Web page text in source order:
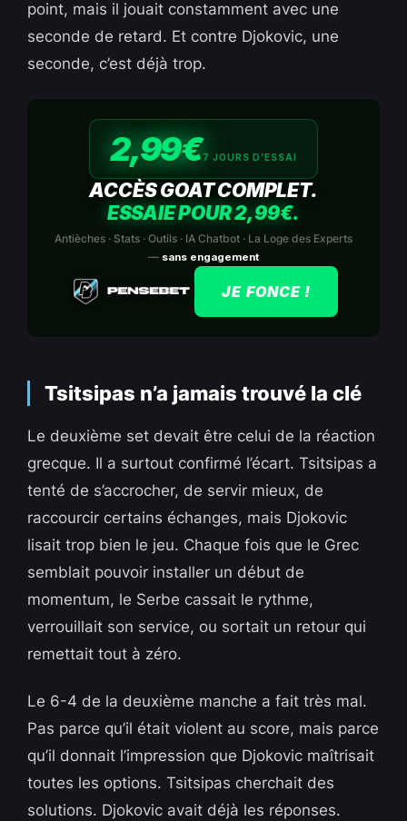
point, mais il jouait constamment avec une
seconde de retard. Et contre Djokovic, une
seconde, c’est déjà trop.
2,99€7 JOURS D’ESSAI
ACCÈS GOAT COMPLET.
ESSAIE POUR 2,99€.
Antièches · Stats · Outils · IA Chatbot · La Loge des Experts
— sans engagement
JE FONCE !
Tsitsipas n’a jamais trouvé la clé
Le deuxième set devait être celui de la réaction
grecque. Il a surtout confirmé l’écart. Tsitsipas a
tenté de s’accrocher, de servir mieux, de
raccourcir certains échanges, mais Djokovic
lisait trop bien le jeu. Chaque fois que le Grec
semblait pouvoir installer un début de
momentum, le Serbe cassait le rythme,
verrouillait son service, ou sortait un retour qui
remettait tout à zéro.
Le 6-4 de la deuxième manche a fait très mal.
Pas parce qu’il était violent au score, mais parce
qu’il donnait l’impression que Djokovic maîtrisait
toutes les options. Tsitsipas cherchait des
solutions. Djokovic avait déjà les réponses.